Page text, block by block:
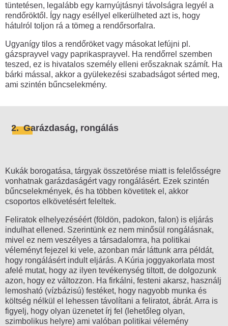
Forgalomlassítás, útlezárás
Performansz, szimbolikus
véleménynyilvánítás
Flashmob
Aláírásgyűjtés, kitelepülés, standolás
Tüntetés magánterületen
Polgári engedetlenség
Diáktüntetés, diáksztrájk
Hogyan hagyj nyomot?
Ülősztrájk
tüntetésen, legalább egy karnyújtásnyi távolságra legyél a
rendőröktől. Így nagy eséllyel elkerülheted azt is, hogy
hátulról toljon rá a tömeg a rendőrsorfalra.
Ugyanígy tilos a rendőröket vagy másokat lefújni pl.
gázsprayvel vagy paprikasprayvel. Ha rendőrrel szemben
teszed, ez is hivatalos személy elleni erőszaknak számít. Ha
bárki mással, akkor a gyülekezési szabadságot sérted meg,
ami szintén bűncselekmény.
2. Garázdaság, rongálás
Kukák borogatása, tárgyak összetörése miatt is felelősségre
vonhatnak garázdaságért vagy rongálásért. Ezek szintén
bűncselekmények, és ha többen követitek el, akkor
csoportos elkövetésért feleltek.
Feliratok elhelyezéséért (földön, padokon, falon) is eljárás
indulhat ellened. Szerintünk ez nem minősül rongálásnak,
mivel ez nem veszélyes a társadalomra, ha politikai
véleményt fejezel ki vele, azonban már láttunk arra példát,
hogy rongálásért indult eljárás. A Kúria joggyakorlata most
afelé mutat, hogy az ilyen tevékenység tiltott, de dolgozunk
azon, hogy ez változzon. Ha firkálni, festeni akarsz, használj
lemosható (vízbázisú) festéket, hogy nagyobb munka és
költség nélkül el lehessen távolítani a feliratot, ábrát. Arra is
figyelj, hogy olyan üzenetet írj fel (lehetőleg olyan,
szimbolikus helyre) ami valóban politikai vélemény